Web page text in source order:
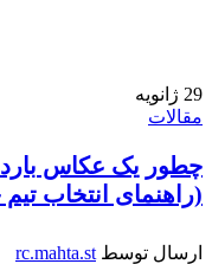
29 ژانویه
مقالات
چطور یک عکاس
(راهنمای انتخاب
ارسال توسط rc.mahta.st